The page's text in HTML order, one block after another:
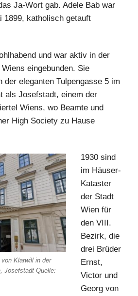
Ja-Wort gab. Adele Bab war
1899, katholisch getauft
und war aktiv in der
eingebunden. Sie
der eleganten Tulpengasse 5 im
als Josefstadt, einem der
Wiens, wo Beamte und
High Society zu Hause
Klarwill in der
Josefstadt Quelle:
1930 sind
im Häuser-
Kataster
der Stadt
Wien für
den VIII.
Bezirk, die
drei Brüder
Ernst,
Victor und
Georg von